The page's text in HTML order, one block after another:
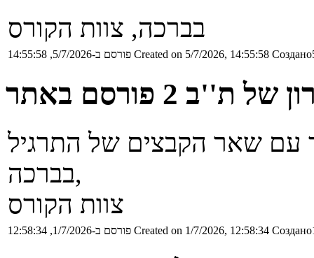
בברכה, צוות הקורס
פורסם ב-5/7/2026, 14:55:58 Created on 5/7/2026, 14:55:58
ת''ב 2 פורסם באתר
בברכה,
צוות הקורס
פורסם ב-1/7/2026, 12:58:34 Created on 1/7/2026, 12:58:34